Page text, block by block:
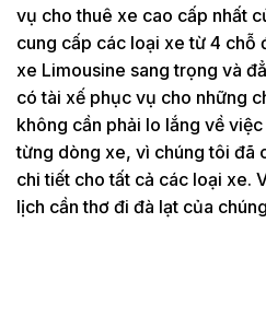
vụ cho thuê xe cao cấp nhất
cung cấp các loại xe từ 4 chỗ
xe Limousine sang trọng và
có tài xế phục vụ cho những
không cần phải lo lắng về
từng dòng xe, vì chúng tôi đã
chi tiết cho tất cả các loại xe.
lịch cần thơ đi đà lạt của